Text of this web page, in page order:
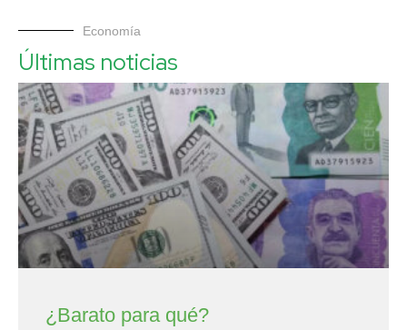
Economía
Últimas noticias
¿Barato para qué?